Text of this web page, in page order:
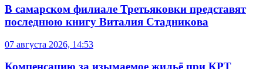
В самарском филиале Третьяковки представят
последнюю книгу Виталия Стадникова
07 августа 2026, 14:53
Компенсацию за изымаемое жильё при КРТ